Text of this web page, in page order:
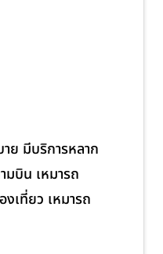
ย มีบริการหลาก
มบิน เหมารถ
เที่ยว เหมารถ